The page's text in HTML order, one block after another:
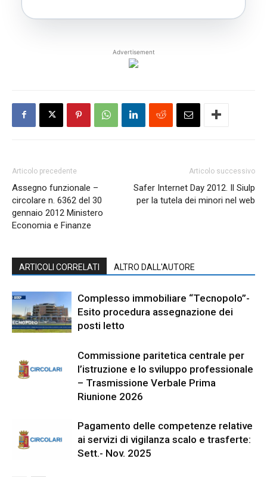
Advertisement
Articolo precedente
Assegno funzionale –
circolare n. 6362 del 30
gennaio 2012 Ministero
Economia e Finanze
Articolo successivo
Safer Internet Day 2012. Il Siulp
per la tutela dei minori nel web
ARTICOLI CORRELATI ALTRO DALL'AUTORE
Complesso immobiliare “Tecnopolo”-
Esito procedura assegnazione dei
posti letto
Commissione paritetica centrale per
l’istruzione e lo sviluppo professionale
– Trasmissione Verbale Prima
Riunione 2026
Pagamento delle competenze relative
ai servizi di vigilanza scalo e trasferte:
Sett.- Nov. 2025